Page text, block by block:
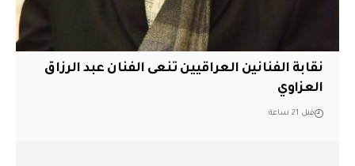
نقابة الفنانين العراقيين تنعى الفنان عبد الرزاق
العزاوي
قبل 21 ساعة